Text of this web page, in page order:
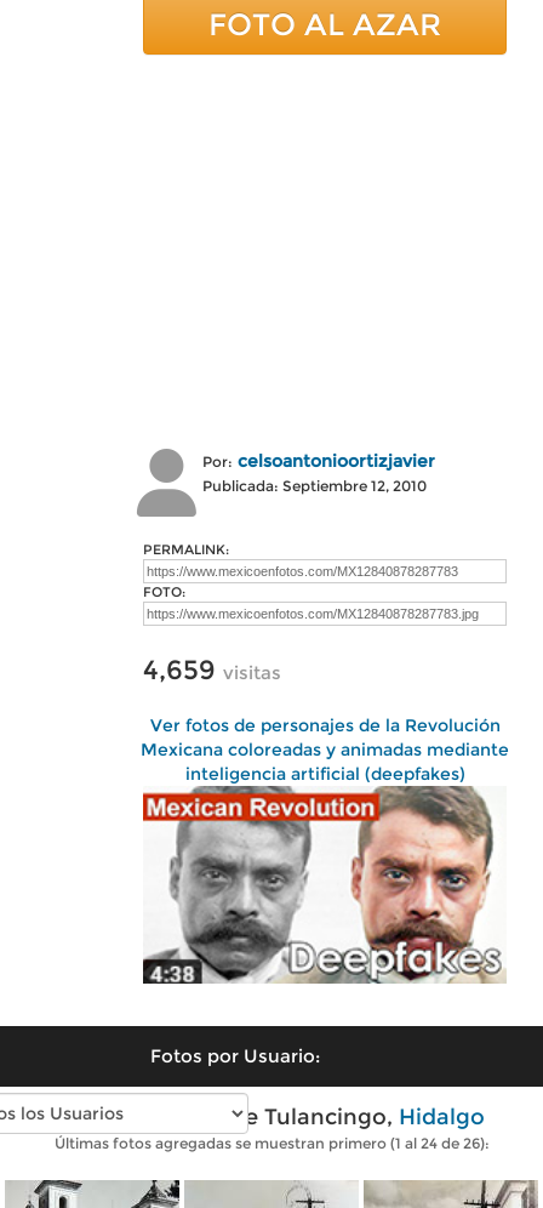
FOTO AL AZAR
Por: celsoantonioortizjavier
Publicada: Septiembre 12, 2010
PERMALINK:
FOTO:
4,659 visitas
Ver fotos de personajes de la Revolución
Mexicana coloreadas y animadas mediante
inteligencia artificial (deepfakes)
Fotos por Usuario:
Fotos antiguas de Tulancingo, Hidalgo
Últimas fotos agregadas se muestran primero (1 al 24 de 26):